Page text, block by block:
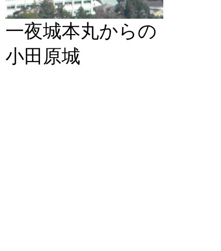
一夜城本丸からの
小田原城